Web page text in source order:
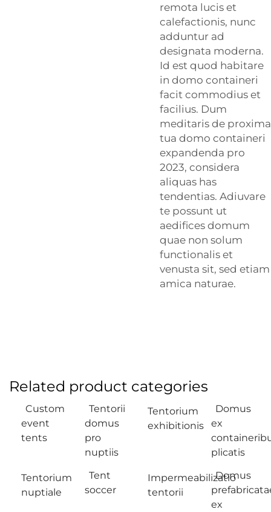
remota lucis et
calefactionis, nunc
adduntur ad
designata moderna.
Id est quod habitare
in domo containeri
facit commodius et
facilius. Dum
meditaris de proxima
tua domo containeri
expandenda pro
2023, considera
aliquas has
tendentias. Adiuvare
te possunt ut
aedifices domum
quae non solum
functionalis et
venusta sit, sed etiam
amica naturae.
Related product categories
Custom
event
tents
Tentorii
domus
pro
nuptiis
Tentorium
exhibitionis
Domus
ex
plicatis
Tentorium
nuptiale
Tent
soccer
Impermeabilizatio
tentorii
Domus
ex